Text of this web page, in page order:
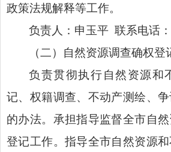
政策法规解释等工作。
负责人：申玉平联系电话
（二）自然资源调查确权登
负责贯彻执行自然资源和
记、权籍调查、不动产测绘、
的办法。承担指导监督全市自
登记工作。指导全市自然资源